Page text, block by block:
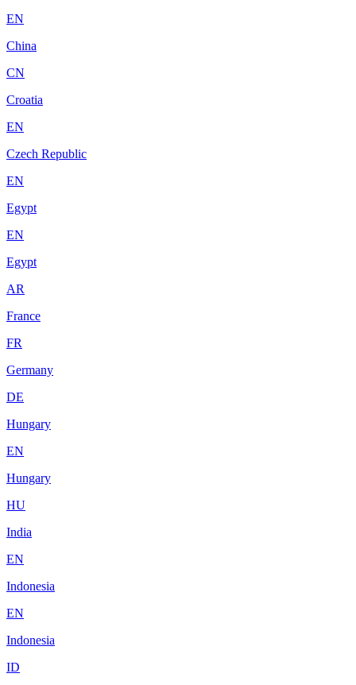
EN
China
CN
Croatia
EN
Czech Republic
EN
Egypt
EN
Egypt
AR
France
FR
Germany
DE
Hungary
EN
Hungary
HU
India
EN
Indonesia
EN
Indonesia
ID